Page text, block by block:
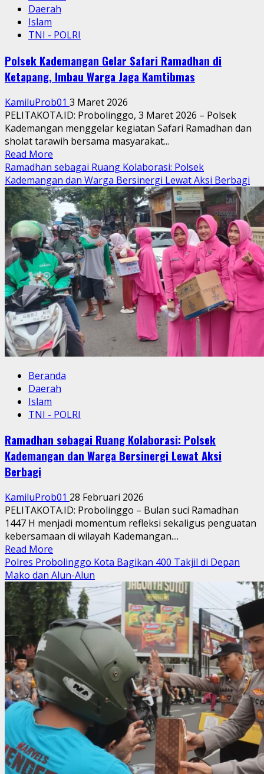
Daerah
Islam
TNI - POLRI
Polsek Kademangan Gelar Safari Ramadhan di
Ketapang, Imbau Warga Jaga Kamtibmas
KamiluProb01 3 Maret 2026
PELITAKOTA.ID: Probolinggo, 3 Maret 2026 – Polsek
Kademangan menggelar kegiatan Safari Ramadhan dan
sholat tarawih bersama masyarakat...
Read More
more
about
Polsek
Kademangan
Gelar
Safari
Ramadhan
di
Ketapang,
Imbau
Warga
Jaga
Kamtibmas
Ramadhan sebagai Ruang Kolaborasi: Polsek
Kademangan dan Warga Bersinergi Lewat Aksi Berbagi
Beranda
Daerah
Islam
TNI - POLRI
Ramadhan sebagai Ruang Kolaborasi: Polsek
Kademangan dan Warga Bersinergi Lewat Aksi
Berbagi
KamiluProb01 28 Februari 2026
PELITAKOTA.ID: Probolinggo – Bulan suci Ramadhan
1447 H menjadi momentum refleksi sekaligus penguatan
kebersamaan di wilayah Kademangan....
Read More
more
about
Ramadhan
sebagai
Ruang
Kolaborasi:
Polsek
Kademangan
dan
Warga
Bersinergi
Lewat
Aksi
Berbagi
Polres Probolinggo Kota Bagikan 400 Takjil di Depan
Mako dan Alun-Alun